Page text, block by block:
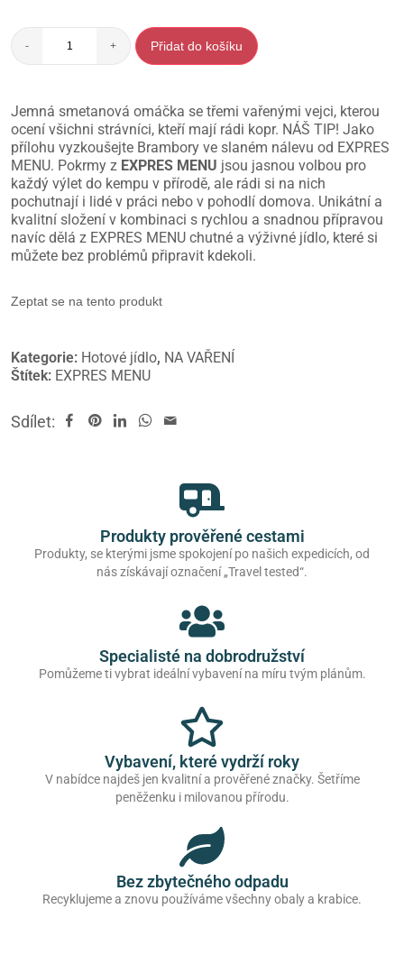
- + Přidat do košíku
Jemná smetanová omáčka se třemi vařenými vejci, kterou
ocení všichni strávníci, kteří mají rádi kopr. NÁŠ TIP! Jako
přílohu vyzkoušejte Brambory ve slaném nálevu od EXPRES
MENU. Pokrmy z EXPRES MENU jsou jasnou volbou pro
každý výlet do kempu v přírodě, ale rádi si na nich
pochutnají i lidé v práci nebo v pohodlí domova. Unikátní a
kvalitní složení v kombinaci s rychlou a snadnou přípravou
navíc dělá z EXPRES MENU chutné a výživné jídlo, které si
můžete bez problémů připravit kdekoli.
Zeptat se na tento produkt
Kategorie: Hotové jídlo, NA VAŘENÍ
Štítek: EXPRES MENU
Sdílet:
Produkty prověřené cestami
Produkty, se kterými jsme spokojení po našich expedicích, od
nás získávají označení „Travel tested“.
Specialisté na dobrodružství
Pomůžeme ti vybrat ideální vybavení na míru tvým plánům.
Vybavení, které vydrží roky
V nabídce najdeš jen kvalitní a prověřené značky. Šetříme
peněženku i milovanou přírodu.
Bez zbytečného odpadu
Recyklujeme a znovu používáme všechny obaly a krabice.